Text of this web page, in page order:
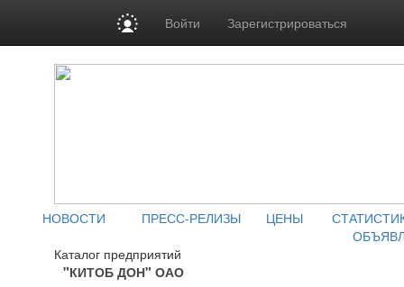
Войти Зарегистрироваться
НОВОСТИ ПРЕСС-РЕЛИЗЫ ЦЕНЫ
Каталог предприятий
"КИТОБ ДОН" ОАО